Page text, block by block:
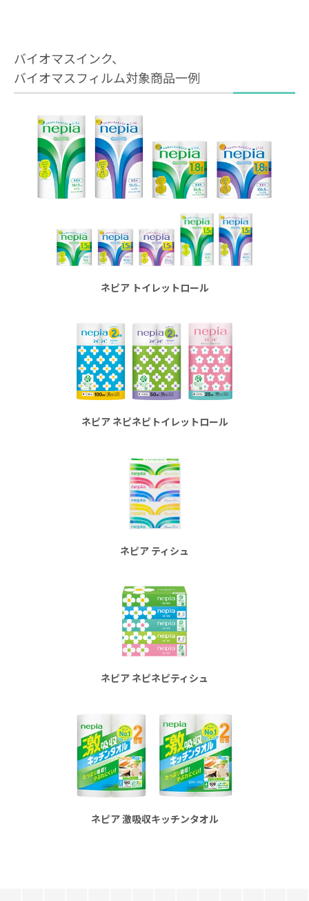
バイオマスインク、
バイオマスフィルム対象商品一例
ネピア トイレットロール
ネピア ネピネピトイレットロール
ネピア ティシュ
ネピア ネピネピティシュ
ネピア激吸収キッチンタオル